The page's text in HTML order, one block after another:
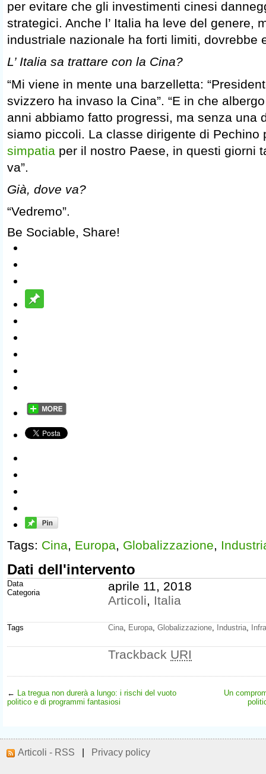
per evitare che gli investimenti cinesi
strategici. Anche l’ Italia ha leve del genere,
industriale nazionale ha forti limiti, dovrebbe
L’ Italia sa trattare con la Cina?
“Mi viene in mente una barzelletta:
svizzero ha invaso la Cina”. “E in che
anni abbiamo fatto progressi, ma senza una
siamo piccoli. La classe dirigente di Pechino
simpatia per il nostro Paese, in questi giorni
va”.
Già, dove va?
“Vedremo”.
Be Sociable, Share!
Tags: Cina, Europa, Globalizzazione,
Dati dell'intervento
Data
Categoria
aprile 11, 2018
Articoli, Italia
Tags Cina, Europa, Globalizzazione, Industria,
Trackback URI
← La tregua non durerà a lungo: i rischi del vuoto
politico e di programmi fantasiosi
Un
Articoli - RSS Privacy policy